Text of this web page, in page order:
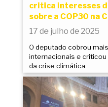
critica interesses
sobre a COP30 na
17 de julho de 2025
O deputado cobrou
internacionais e criticou
da crise climática